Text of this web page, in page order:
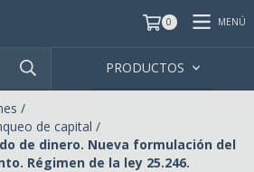
0 MENÚ
PRODUCTOS
/
de capital /
de dinero. Nueva formulación del
Régimen de la ley 25.246.